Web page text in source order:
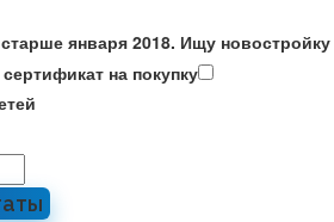
января 2018. Ищу новостройку
на покупку